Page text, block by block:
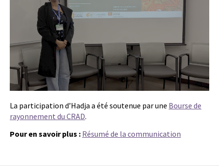
La participation d’Hadja a été soutenue par une Bourse de
rayonnement du CRAD.
Pour en savoir plus : Résumé de la communication